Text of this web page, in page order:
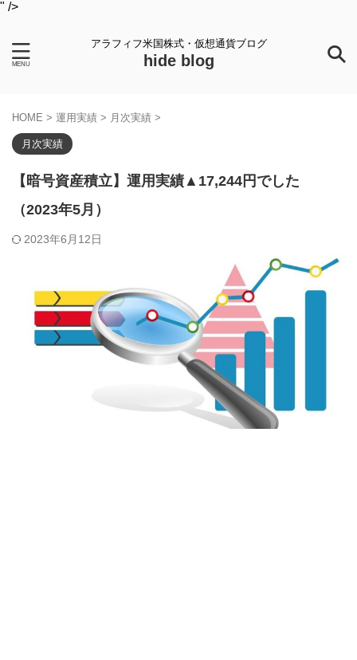
" />
アラフィフ米国株式・仮想通貨ブログ
hide blog
HOME > 運用実績 > 月次実績 >
月次実績
【暗号資産積立】運用実績▲17,244円でした
（2023年5月）
2023年6月12日